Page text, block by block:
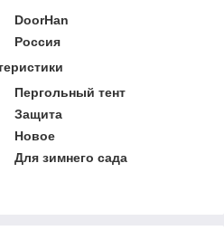
DoorHan
Россия
Пергольный тент
Защита
Новое
Для зимнего сада